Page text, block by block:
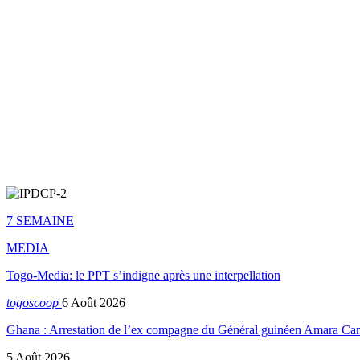
7 SEMAINE
MEDIA
Togo-Media: le PPT s’indigne après une interpellation
togoscoop 6 Août 2026
Ghana : Arrestation de l’ex compagne du Général guinéen Amara
5 Août 2026